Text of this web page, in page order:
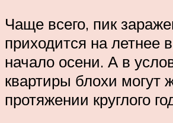
Чаще всего, пик
приходится на летнее
начало осени. А в
квартиры блохи могут
протяжении круглого